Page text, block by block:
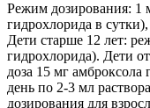
Режим дозирования: 1
гидрохлорида в
Дети старше 12 лет:
гидрохлорида). Дети
доза 15 мг
день по 2-3 мл
дозирования для